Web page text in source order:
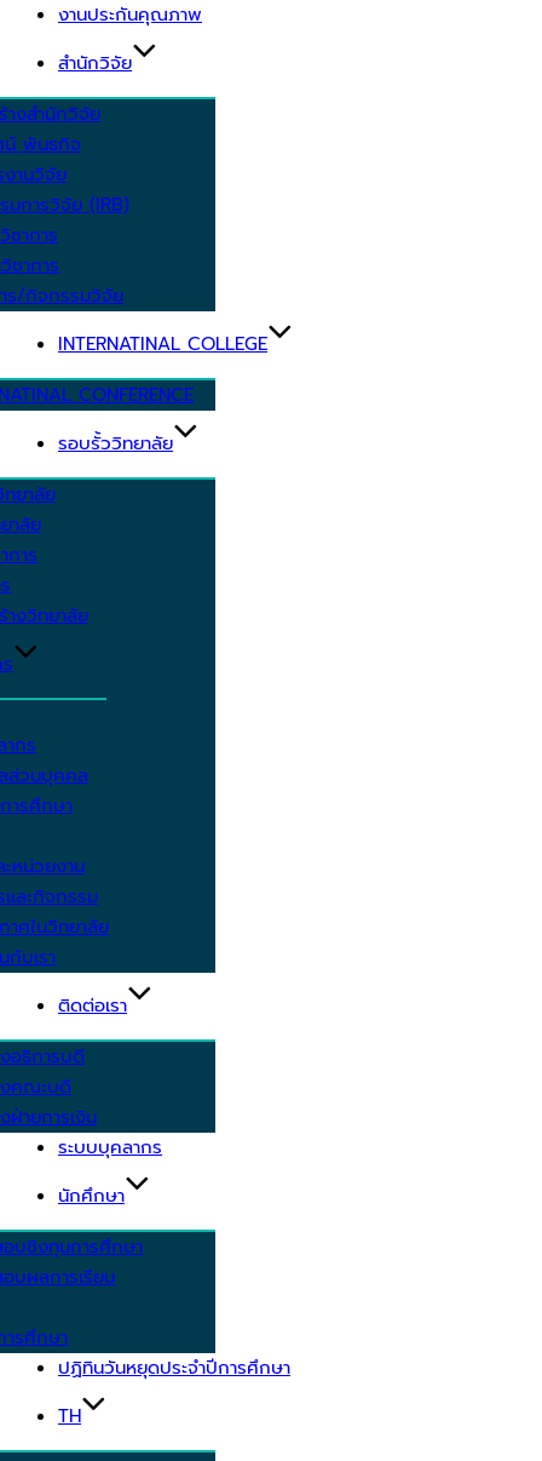
งานประกันคุณภาพ
สำนักวิจัย
างสำนักวิจัย
น์ พันธกิจ
งานวิจัย
มการวิจัย (IRB)
ชาการ
ชาการ
ร/กิจกรรมวิจัย
INTERNATINAL COLLEGE
CONFERENCE
รอบรั้ววิทยาลัย
ทยาลัย
าลัย
การ
างวิทยาลัย
กร
ส่วนบุคคล
ารศึกษา
หน่วยงาน
และกิจกรรม
าศในวิทยาลัย
กับเรา
ติดต่อเรา
อธิการบดี
คณะบดี
ฝ่ายการเงิน
ระบบบุคลากร
นักศึกษา
บชิงทุนการศึกษา
บผลการเรียน
รศึกษา
ปฏิทินวันหยุดประจำปีการศึกษา
TH